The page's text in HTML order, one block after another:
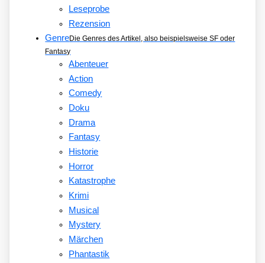
Leseprobe
Rezension
GenreDie Genres des Artikel, also beispielsweise SF oder
Fantasy
Abenteuer
Action
Comedy
Doku
Drama
Fantasy
Historie
Horror
Katastrophe
Krimi
Musical
Mystery
Märchen
Phantastik